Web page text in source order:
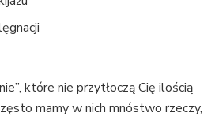
które nie przytłoczą Cię ilością
mamy w nich mnóstwo rzeczy,